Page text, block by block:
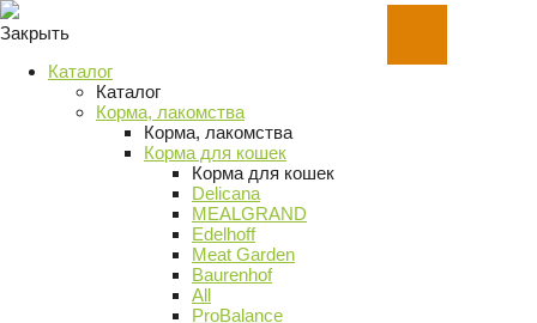
Закрыть
Каталог
Каталог
Корма, лакомства
Корма, лакомства
Корма для кошек
Корма для кошек
Delicana
MEALGRAND
Edelhoff
Meat Garden
Baurenhof
All
ProBalance